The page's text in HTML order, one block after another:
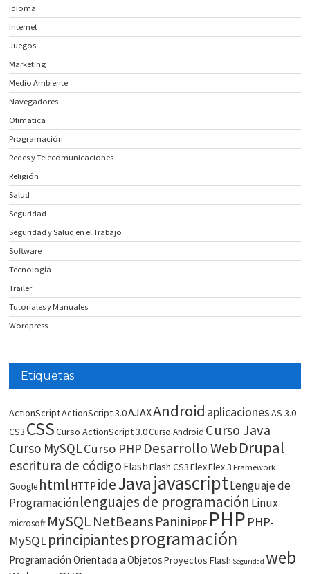
Idioma
Internet
Juegos
Marketing
Medio Ambiente
Navegadores
Ofimatica
Programación
Redes y Telecomunicaciones
Religión
Salud
Seguridad
Seguridad y Salud en el Trabajo
Software
Tecnología
Trailer
Tutoriales y Manuales
Wordpress
Etiquetas
ActionScriptActionScript 3.0AJAXAndroid aplicacionesAS 3.0
CS3 CSSCurso ActionScript 3.0Curso Android Curso Java
Curso MySQLCurso PHP Desarrollo WebDrupal
escritura de código FlashFlash CS3FlexFlex 3 Framework
Google html HTTP ideJavajavascriptLenguaje de
Programaciónlenguajes de programación Linux
microsoft MySQLNetBeans Panini PDF PHP PHP-
MySQLprincipiantesprogramación
Programación Orientada a ObjetosProyectos Flash Seguridad web